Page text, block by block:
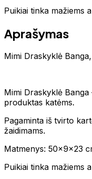
Puikiai tinka mažiems
Aprašymas
Mimi Draskyklė
Mimi Draskyklė
produktas katėms.
Pagaminta iš tvirto
žaidimams.
Matmenys: 50x9x23
Puikiai tinka mažiems